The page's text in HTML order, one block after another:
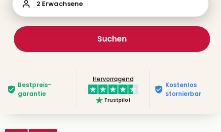
2 Erwachsene
Suchen
Bestpreis­
garantie
Hervorragend
Trustpilot
Kostenlos
stornierbar